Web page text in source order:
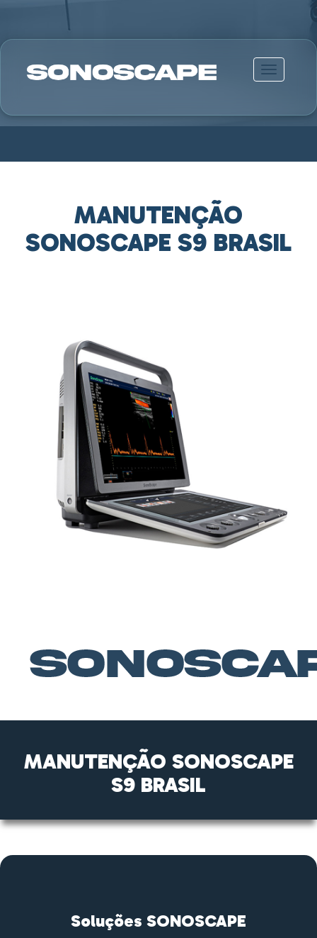
Alternar
MANUTENÇÃO
SONOSCAPE S9 BRASIL
MANUTENÇÃO SONOSCAPE
S9 BRASIL
Soluções SONOSCAPE